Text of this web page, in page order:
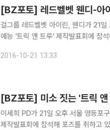
[BZ포토] 레드벨벳 웬디-아
걸그룹 레드벨벳 아이린, 웬디가 21
예능 '트릭 앤 트루' 제작발표회에 참석해 포즈를 취하고 있
자리를 채운다. 오는 25일 오후 11시
2016-10-21 13:33
[BZ포토] 미소 짓는 '트릭
이세희 PD가 21일 오후 서울 영등포
제작발표회에 참석해 포즈를 취하고 있다. 추석연휴 파일럿 방송 후 정규편성이 이루어